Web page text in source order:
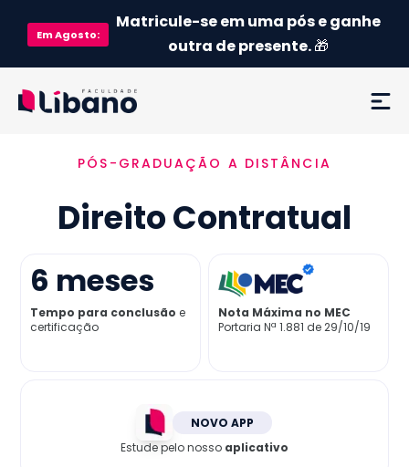
EmAgosto:
Matricule-se em uma pós e ganhe
outra de presente.🎁
Ementa
Como funciona
Credenciamento MEC
Preço
PÓS-GRADUAÇÃO A DISTÂNCIA
Direito Contratual
6 meses
Tempo para conclusão e
certificação
Nota Máxima no MEC
Portaria Nª 1.881 de 29/10/19
NOVO APP
Estude pelo nosso aplicativo